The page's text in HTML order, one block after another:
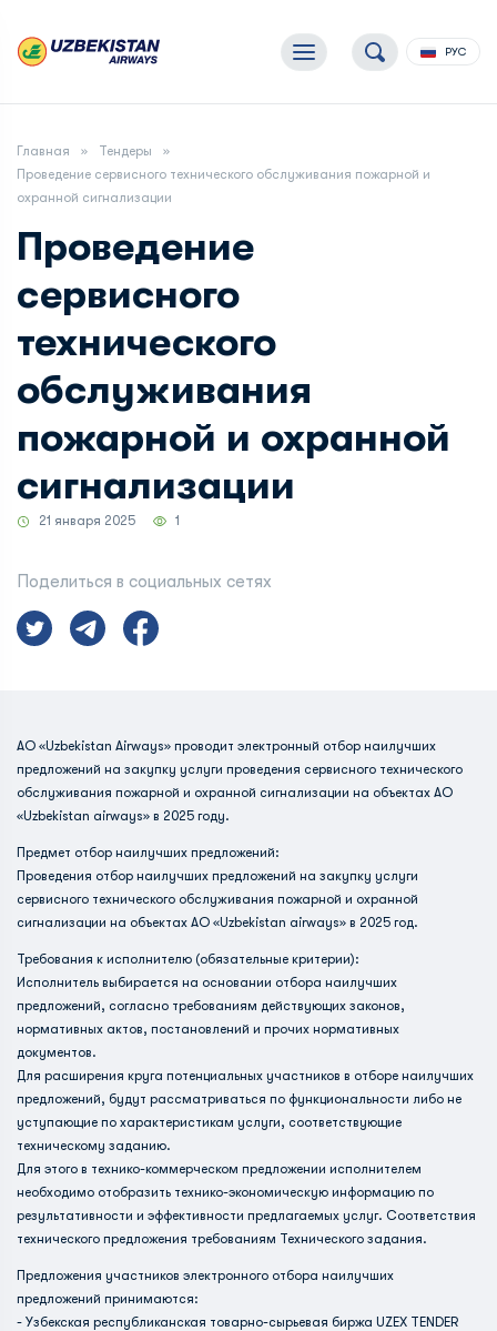
РУС
Главная
Тендеры
Проведение сервисного технического обслуживания пожарной и
охранной сигнализации
Проведение
сервисного
технического
обслуживания
пожарной и охранной
сигнализации
21 января 2025 1
Поделиться в социальных сетях
АО «Uzbekistan Airways» проводит электронный отбор наилучших
предложений на закупку услуги проведения сервисного технического
обслуживания пожарной и охранной сигнализации на объектах АО
«Uzbekistan airways» в 2025 году.
Предмет отбор наилучших предложений:
Проведения отбор наилучших предложений на закупку услуги
сервисного технического обслуживания пожарной и охранной
сигнализации на объектах АО «Uzbekistan airways» в 2025 год.
Требования к исполнителю (обязательные критерии):
Исполнитель выбирается на основании отбора наилучших
предложений, согласно требованиям действующих законов,
нормативных актов, постановлений и прочих нормативных
документов.
Для расширения круга потенциальных участников в отборе наилучших
предложений, будут рассматриваться по функциональности либо не
уступающие по характеристикам услуги, соответствующие
техническому заданию.
Для этого в технико-коммерческом предложении исполнителем
необходимо отобразить технико-экономическую информацию по
результативности и эффективности предлагаемых услуг. Соответствия
технического предложения требованиям Технического задания.
Предложения участников электронного отбора наилучших
предложений принимаются:
- Узбекская республиканская товарно-сырьевая биржа UZEX TENDER